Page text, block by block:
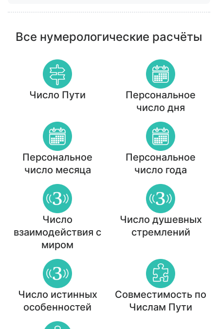
Все нумерологические расчёты
Число Пути
Персональное
число дня
Персональное
число месяца
Персональное
число года
Число
взаимодействия с
миром
Число душевных
стремлений
Число истинных
особенностей
Совместимость по
Числам Пути